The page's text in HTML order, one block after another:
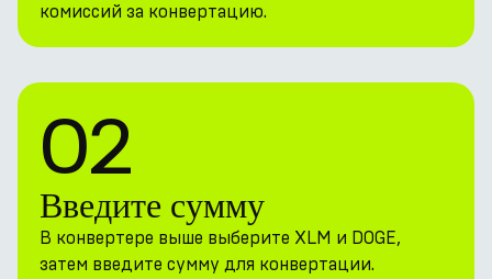
комиссий за конвертацию.
02
Введите сумму
В конвертере выше выберите XLM и DOGE,
затем введите сумму для конвертации.